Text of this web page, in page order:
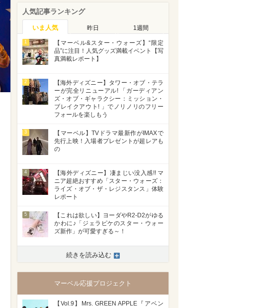
人気記事ランキング
いま人気 昨日 1週間
1
【マーベル&スター・ウォーズ】“限定
品”に注目！人気グッズ満載イベント【写
真満載レポート】
2
【海外ディズニー】タワー・オブ・テラ
ーが完全リニューアル! 「ガーディアン
ズ・オブ・ギャラクシー：ミッション・
ブレイクアウト! 」でノリノリのフリー
フォールを楽しもう
3
【マーベル】TVドラマ最新作がIMAXで
先行上映！入場者プレゼントが超レアも
の
4
【海外ディズニー】凄まじい没入感!! マ
ニア超絶おすすめ「スター・ウォーズ：
ライズ・オブ・ザ・レジスタンス」体験
レポート
5
【これは欲しい】ヨーダやR2-D2がゆる
かわに♪「ジェラピケのスター・ウォー
ズ新作」が可愛すぎる～！
続きを読み込む
マーベル応援プロジェクト
【Vol.9】Mrs. GREEN APPLE『アベン